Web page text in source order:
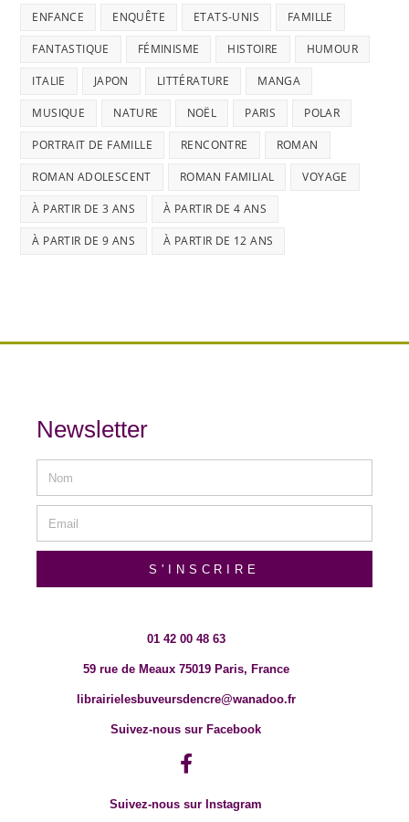
ENFANCE ENQUÊTE ETATS-UNIS FAMILLE
FANTASTIQUE FÉMINISME HISTOIRE HUMOUR
ITALIE JAPON LITTÉRATURE MANGA
MUSIQUE NATURE NOËL PARIS POLAR
PORTRAIT DE FAMILLE RENCONTRE ROMAN
ROMAN ADOLESCENT ROMAN FAMILIAL VOYAGE
À PARTIR DE 3 ANS À PARTIR DE 4 ANS
À PARTIR DE 9 ANS À PARTIR DE 12 ANS
Newsletter
S'INSCRIRE
01 42 00 48 63
59 rue de Meaux 75019 Paris, France
librairielesbuveursdencre@wanadoo.fr
Suivez-nous sur Facebook
Suivez-nous sur Instagram